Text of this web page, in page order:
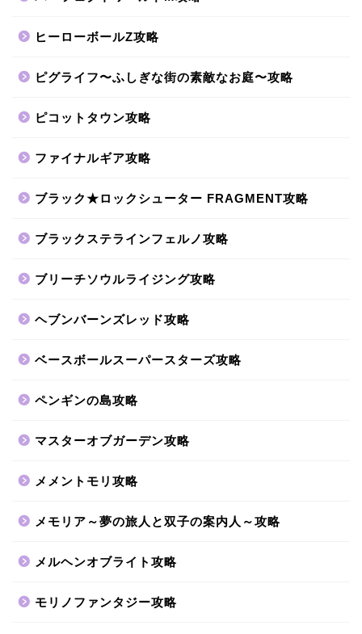
ヒーローボールZ攻略
ピグライフ〜ふしぎな街の素敵なお庭〜攻略
ピコットタウン攻略
ファイナルギア攻略
ブラック★ロックシューター FRAGMENT攻略
ブラックステラインフェルノ攻略
ブリーチソウルライジング攻略
ヘブンバーンズレッド攻略
ベースボールスーパースターズ攻略
ペンギンの島攻略
マスターオブガーデン攻略
メメントモリ攻略
メモリア～夢の旅人と双子の案内人～攻略
メルヘンオブライト攻略
モリノファンタジー攻略